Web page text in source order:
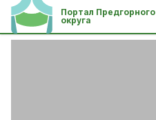
Портал Предгорного
округа